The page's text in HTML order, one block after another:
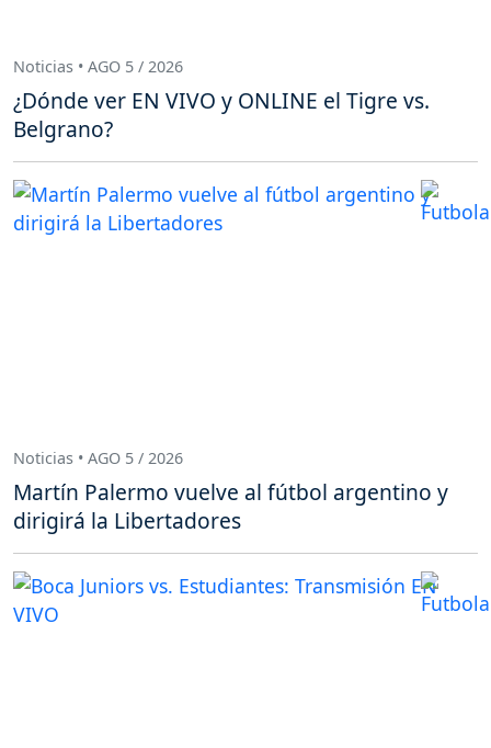
Noticias • AGO 5 / 2026
¿Dónde ver EN VIVO y ONLINE el Tigre vs.
Belgrano?
Noticias • AGO 5 / 2026
Martín Palermo vuelve al fútbol argentino y
dirigirá la Libertadores